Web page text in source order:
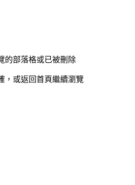
的部落格或已被刪除
，或返回首頁繼續瀏覽